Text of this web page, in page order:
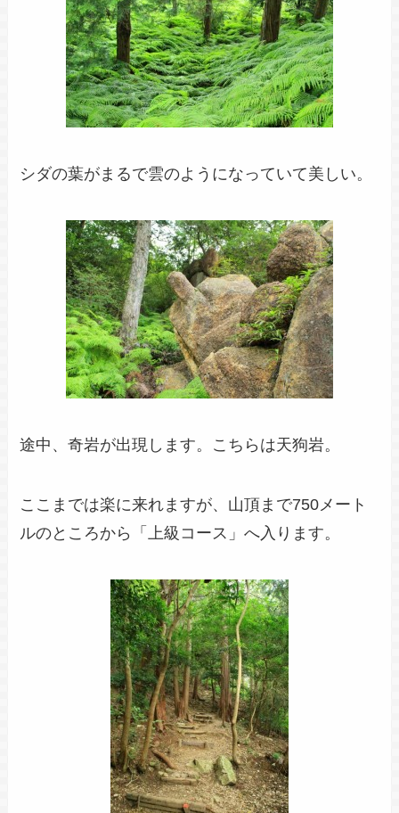
シダの葉がまるで雲のようになっていて美しい。
途中、奇岩が出現します。こちらは天狗岩。
ここまでは楽に来れますが、山頂まで750メート
ルのところから「上級コース」へ入ります。